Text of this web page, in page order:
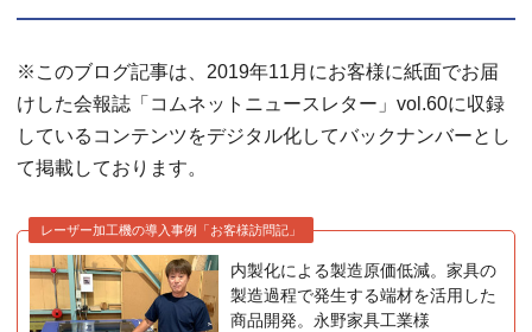
※このブログ記事は、2019年11月にお客様に紙面でお届
けした会報誌「コムネットニュースレター」vol.60に収録
しているコンテンツをデジタル化してバックナンバーとし
て掲載しております。
レーザー加工機の導入事例「お客様訪問記」
内製化による製造原価低減。家具の
製造過程で発生する端材を活用した
商品開発。永野家具工業様